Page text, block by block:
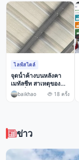
ไลฟ์สไตล์
จุดน้ำค้างบนหลังคา
เมทัลชีท สาเหตุของน้ำ
หยดที่หลายคนเข้าใจ
ผิดว่าเป็นหลังคารั่ว
baikhao 18 ครั้ง
ข่าว